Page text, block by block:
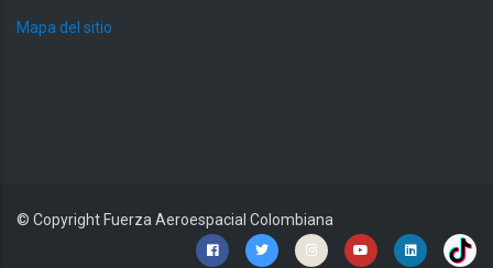
Mapa del sitio
© Copyright Fuerza Aeroespacial Colombiana